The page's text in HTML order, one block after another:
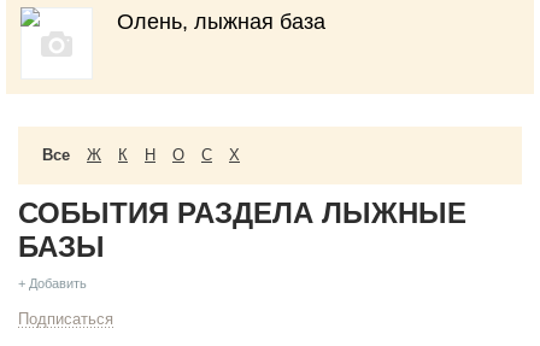
Олень, лыжная база
Все Ж К Н О С Х
СОБЫТИЯ РАЗДЕЛА ЛЫЖНЫЕ
БАЗЫ
+ Добавить
Подписаться